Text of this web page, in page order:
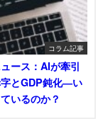
コラム記事
ース：AIが牽引
とGDP鈍化―い
いるのか？